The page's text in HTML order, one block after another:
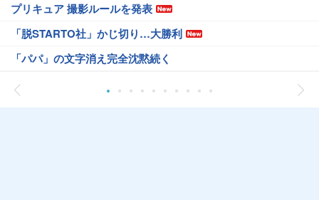
プリキュア 撮影ルールを発表
「脱STARTO社」かじ切り…大勝利
「パパ」の文字消え完全沈黙続く